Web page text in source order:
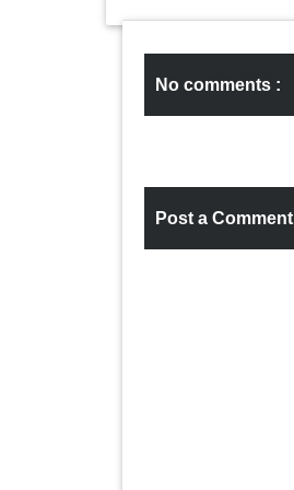
No comments :
Post a Comment